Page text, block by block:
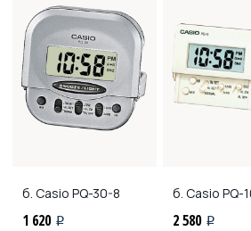
б. Casio PQ-30-8
1 620 i
б. Casio PQ-
2 580 i